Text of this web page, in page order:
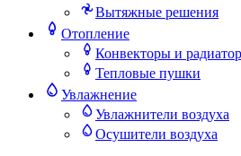
Вытяжные решения
Отопление
Конвекторы и
Тепловые пушки
Увлажнение
Увлажнители воздуха
Осушители воздуха